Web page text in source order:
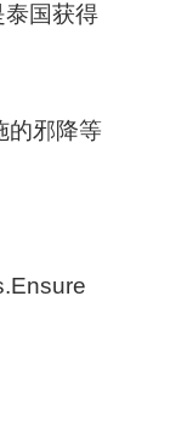
国获得
的邪降等